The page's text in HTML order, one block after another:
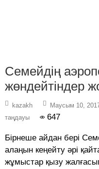
Семейдің
жөндейтіндер
kazakh Маусым 10,
таңдауы
647
Бірнеше айдан бері
алаңын кеңейту әрі
жұмыстар қызу